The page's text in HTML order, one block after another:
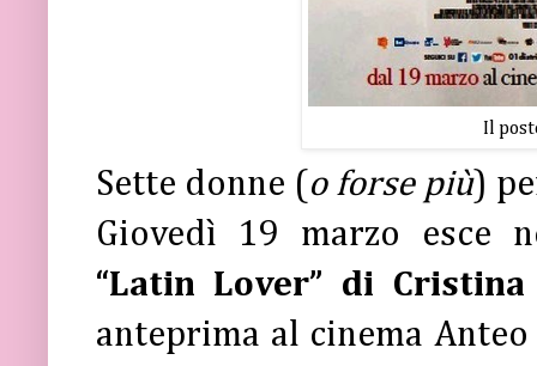
Il
Sette donne ( o forse più)
Giovedì 19 marzo esce
“Latin Lover” di Cristina
anteprima al cinema